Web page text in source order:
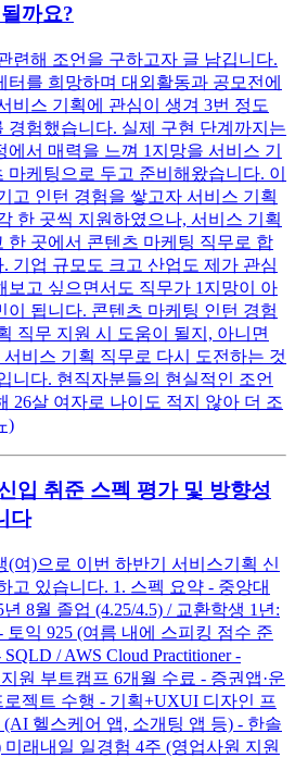
까요?
련해 조언을 구하고자 글 남깁니다.
터를 희망하며 대외활동과 공모전에
비스 기획에 관심이 생겨 3번 정도
경험했습니다. 실제 구현 단계까지는
서 매력을 느껴 1지망을 서비스 기
마케팅으로 두고 준비해왔습니다. 이
고 인턴 경험을 쌓고자 서비스 기획
한 곳씩 지원하였으나, 서비스 기획
한 곳에서 콘텐츠 마케팅 직무로 합
기업 규모도 크고 산업도 제가 관심
보고 싶으면서도 직무가 1지망이 아
이 됩니다. 콘텐츠 마케팅 인턴 경험
직무 지원 시 도움이 될지, 아니면
비스 기획 직무로 다시 도전하는 것
니다. 현직자분들의 현실적인 조언
26살 여자로 나이도 적지 않아 더 조
)
입 취준 스펙 평가 및 방향성
다
(여)으로 이번 하반기 서비스기획 신
고 있습니다. 1. 스펙 요약 - 중앙대
8월 졸업 (4.25/4.5) / 교환학생 1년:
토익 925 (여름 내에 스피킹 점수 준
/ AWS Cloud Practitioner -
원 부트캠프 6개월 수료 - 증권앱·운
젝트 수행 - 기획+UXUI 디자인 프
헬스케어 앱, 소개팅 앱 등) - 한솔
래내일 일경험 4주 (영업사원 지원